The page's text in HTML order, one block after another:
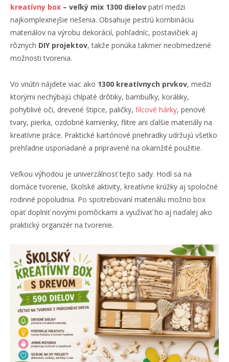
kreatívny box – veľký mix 1300 dielov patrí medzi
najkomplexnejšie riešenia. Obsahuje pestrú kombináciu
materiálov na výrobu dekorácií, pohľadníc, postavičiek aj
rôznych DIY projektov, takže ponúka takmer neobmedzené
možnosti tvorenia.
Vo vnútri nájdete viac ako 1300 kreatívnych prvkov, medzi
ktorými nechýbajú chlpaté drôtiky, bambuľky, koráliky,
pohyblivé oči, drevené štipce, paličky, filcové hárky, penové
tvary, pierka, ozdobné kamienky, flitre ani ďalšie materiály na
kreatívne práce. Praktické kartónové priehradky udržujú všetko
prehľadne usporiadané a pripravené na okamžité použitie.
Veľkou výhodou je univerzálnosť tejto sady. Hodí sa na
domáce tvorenie, školské aktivity, kreatívne krúžky aj spoločné
rodinné popoludnia. Po spotrebovaní materiálu možno box
opäť doplniť novými pomôckami a využívať ho aj naďalej ako
praktický organizér na tvorenie.